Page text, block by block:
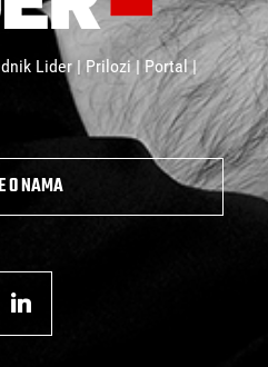
Lider | Prilozi | Portal |
O NAMA